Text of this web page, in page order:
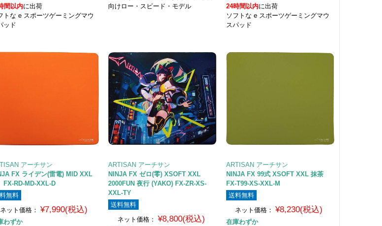
間以内に出荷
トな e スポーツゲーミングマウ
ッド
向けロー・スピード・モデル
24時間以内に出荷
ソフトな e スポーツゲーミングマウ
スパッド
アーチサン
FX ライデン(雷電) MID XXL
RD-MD-XXL-D
無料
ネット価格： ¥7,990(税込)
わずか
ARTISAN アーチサン
NINJA FX ゼロ(零) XSOFT XXL
2000FUN 夜行 (YAKO) FX-ZR-XS-
XXL-TY
送料無料
ネット価格：
¥8,800(税込)
ARTISAN アーチサン
NINJA FX 99式 XSOFT XXL 抹茶
FX-T99-XS-XXL-M
送料無料
ネット価格：
¥8,230(税込)
在庫わずか